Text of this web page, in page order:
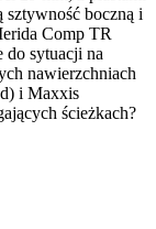
sztywność boczną i
Comp TR
do sytuacji na
nawierzchniach
i Maxxis
ścieżkach?